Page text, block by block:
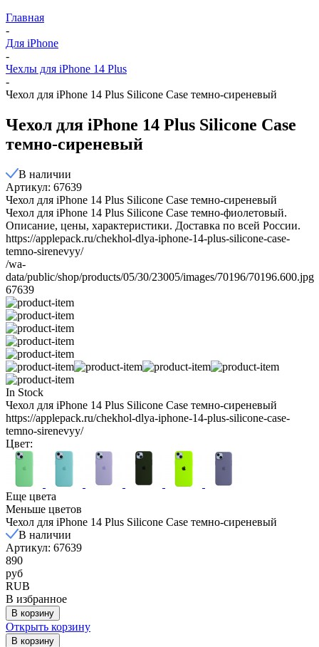
Главная
-
Для iPhone
-
Чехлы для iPhone 14 Plus
-
Чехол для iPhone 14 Plus Silicone Case темно-сиреневый
Чехол для iPhone 14 Plus Silicone Case
темно-сиреневый
В наличии
Артикул: 67639
Чехол для iPhone 14 Plus Silicone Case темно-сиреневый
​Чехол для iPhone 14 Plus Silicone Case темно-фиолетовый​.
Описание, цены, характеристики. Доставка по всей России.
https://applepack.ru/chekhol-dlya-iphone-14-plus-silicone-case-
temno-sirenevyy/
/wa-
data/public/shop/products/05/30/23005/images/70196/70196.600.jpg
67639
In Stock
Чехол для iPhone 14 Plus Silicone Case темно-сиреневый
https://applepack.ru/chekhol-dlya-iphone-14-plus-silicone-case-
temno-sirenevyy/
Цвет:
Еще цвета
Меньше цветов
Чехол для iPhone 14 Plus Silicone Case темно-сиреневый
В наличии
Артикул: 67639
890
руб
RUB
В избранное
В корзину
Открыть корзину
В корзину